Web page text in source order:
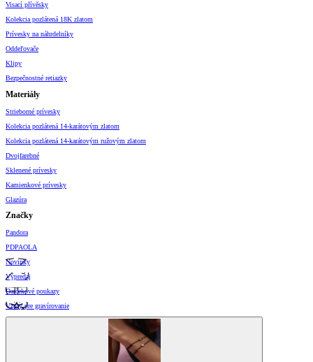
Visací přívěsky
Kolekcia pozlátená 18K zlatom
Prívesky na náhrdelníky
Oddeľovače
Klipy
Bezpečnostné retiazky
Materiály
Strieborné prívesky
Kolekcia pozlátená 14-karátovým zlatom
Kolekcia pozlátená 14-karátovým ružovým zlatom
Dvojfarebné
Sklenené prívesky
Kamienkové prívesky
Glazúra
Značky
Pandora
PDPAOLA
Novinky
Výpredaj
Darčekové poukazy
Vzory pre gravírovanie